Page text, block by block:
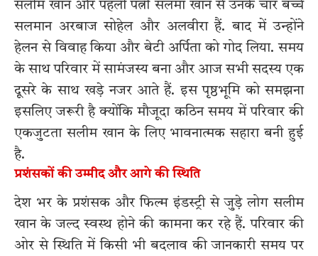
सलीम खान और पहली पत्नी सलमा खान से उनके चार बच्चे
सलमान अरबाज सोहेल और अलवीरा हैं. बाद में उन्होंने
हेलन से विवाह किया और बेटी अर्पिता को गोद लिया. समय
के साथ परिवार में सामंजस्य बना और आज सभी सदस्य एक
दूसरे के साथ खड़े नजर आते हैं. इस पृष्ठभूमि को समझना
इसलिए जरूरी है क्योंकि मौजूदा कठिन समय में परिवार की
एकजुटता सलीम खान के लिए भावनात्मक सहारा बनी हुई
है.
प्रशंसकों की उम्मीद और आगे की स्थिति
देश भर के प्रशंसक और फिल्म इंडस्ट्री से जुड़े लोग सलीम
खान के जल्द स्वस्थ होने की कामना कर रहे हैं. परिवार की
ओर से स्थिति में किसी भी बदलाव की जानकारी समय पर